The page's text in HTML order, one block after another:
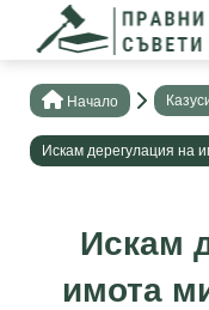
Нaчало
Искам дерегулация на
Искам
имота